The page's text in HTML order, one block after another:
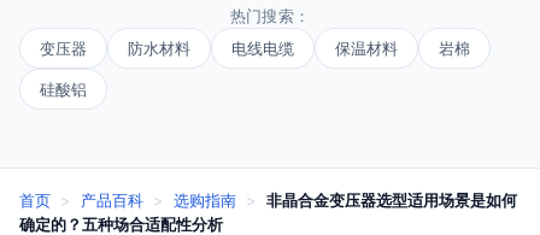
热门搜索：
变压器
防水材料 电线电缆 保温材料 岩棉
硅酸铝
首页 > 产品百科 > 选购指南 >
非晶合金变压器选型适用场景是如何
确定的？五种场合适配性分析